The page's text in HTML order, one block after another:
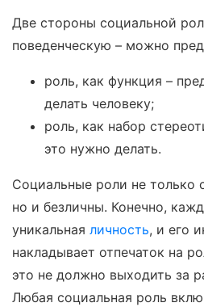
Две стороны социальной
поведенческую – можно
роль, как функция –
делать человеку;
роль, как набор
это нужно делать.
Социальные роли не только
но и безличны. Конечно,
уникальная личность, и его
накладывает отпечаток на
это не должно выходить за
Любая социальная роль